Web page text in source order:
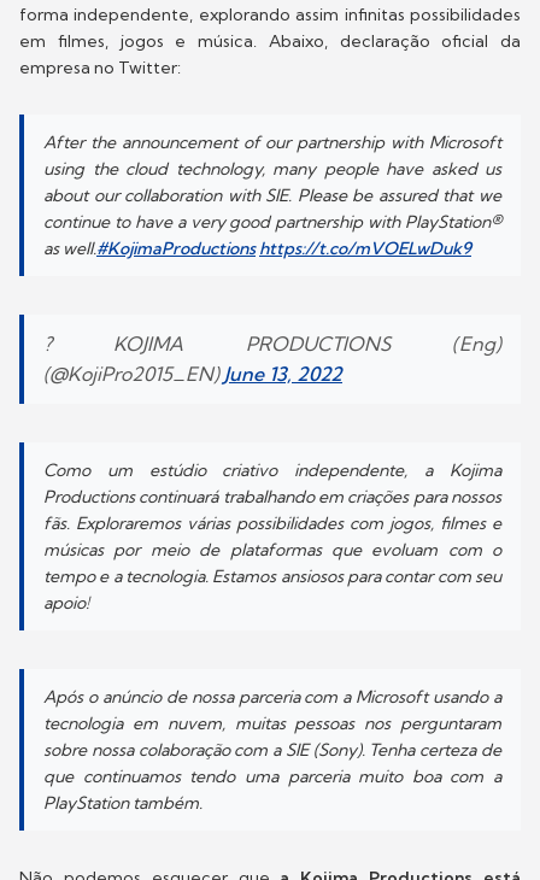
forma independente, explorando assim infinitas possibilidades
em filmes, jogos e música. Abaixo, declaração oficial da
empresa no Twitter:
After the announcement of our partnership with Microsoft
using the cloud technology, many people have asked us
about our collaboration with SIE. Please be assured that we
continue to have a very good partnership with PlayStation®
as well.#KojimaProductions https://t.co/mVOELwDuk9
? KOJIMA PRODUCTIONS (Eng)
(@KojiPro2015_EN) June 13, 2022
Como um estúdio criativo independente, a Kojima
Productions continuará trabalhando em criações para nossos
fãs. Exploraremos várias possibilidades com jogos, filmes e
músicas por meio de plataformas que evoluam com o
tempo e a tecnologia. Estamos ansiosos para contar com seu
apoio!
Após o anúncio de nossa parceria com a Microsoft usando a
tecnologia em nuvem, muitas pessoas nos perguntaram
sobre nossa colaboração com a SIE (Sony). Tenha certeza de
que continuamos tendo uma parceria muito boa com a
PlayStation também.